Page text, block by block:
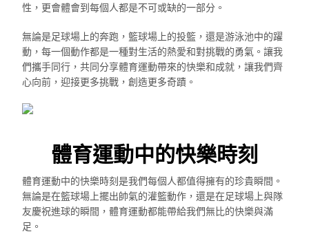
性，更會體會到每個人都是不可或缺的一部分。
無論是足球場上的奔跑，籃球場上的投籃，還是游泳池中的躍
動，每一個動作都是一種對生活的熱愛和對挑戰的勇氣。讓我
們攜手同行，共同分享體育運動帶來的快樂和成就，讓我們齊
心向前，迎接更多挑戰，創造更多奇蹟。
體育運動中的快樂時刻
體育運動中的快樂時刻是我們每個人都值得擁有的珍貴瞬間。
無論是在籃球場上擺出帥氣的灌籃動作，還是在足球場上與隊
友慶祝進球的瞬間，體育運動都能帶給我們無比的快樂與滿
足。